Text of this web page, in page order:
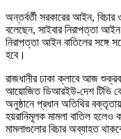
অন্তর্বর্তী সরকারের আইন,
বলেছেন, সাইবার নিরাপত্তা
নিরাপত্তা আইন বাতিলের সঙ্গে
হবে।
রাজধানীর ঢাকা ক্লাবে আজ
আয়োজিত ডিআরইউ-দেশ টিভি
অনুষ্ঠানে প্রধান অতিথির
হয়রানিমূলক মামলা বাতিল হলেও
মামলাগুলোর বিচার অব্যাহত